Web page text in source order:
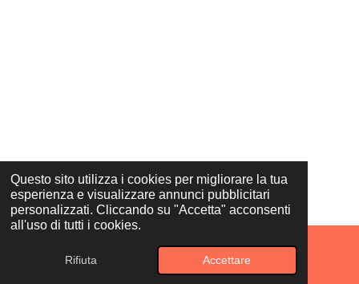
Questo sito utilizza i cookies per migliorare la tua
esperienza e visualizzare annunci pubblicitari
personalizzati. Cliccando su "Accetta" acconsenti
all'uso di tutti i cookies.
Rifiuta Accettare
Email Telefono